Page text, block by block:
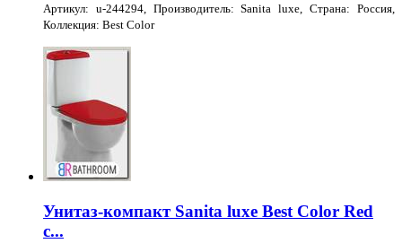
Артикул: u-244294, Производитель: Sanita luxe, Страна: Россия,
Коллекция: Best Color
Унитаз-компакт Sanita luxe Best Color Red
с...